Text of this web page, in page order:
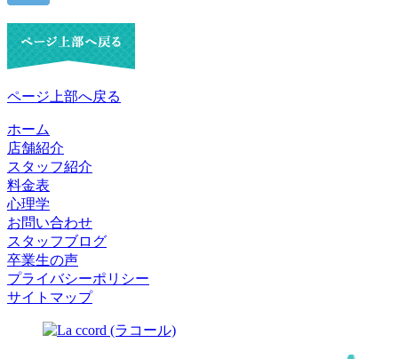
ページ上部へ戻る
ホーム
店舗紹介
スタッフ紹介
料金表
心理学
お問い合わせ
スタッフブログ
卒業生の声
プライバシーポリシー
サイトマップ